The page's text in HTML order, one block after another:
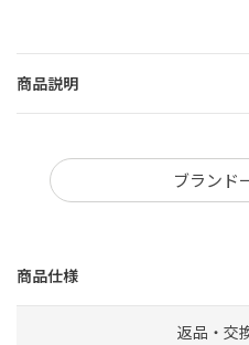
商品説明
ブランド
商品仕様
返品・交